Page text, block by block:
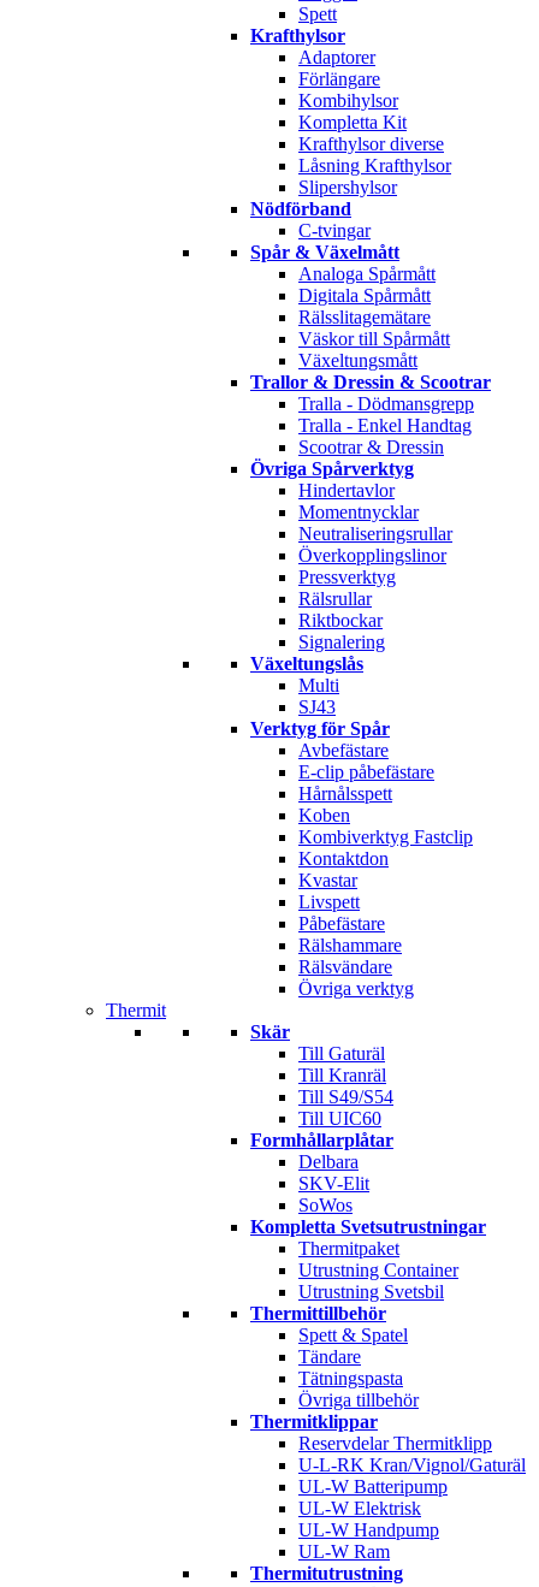
Spett
Krafthylsor
Adaptorer
Förlängare
Kombihylsor
Kompletta Kit
Krafthylsor diverse
Låsning Krafthylsor
Slipershylsor
Nödförband
C-tvingar
Spår & Växelmått
Analoga Spårmått
Digitala Spårmått
Rälsslitagemätare
Väskor till Spårmått
Växeltungsmått
Trallor & Dressin & Scootrar
Tralla - Dödmansgrepp
Tralla - Enkel Handtag
Scootrar & Dressin
Övriga Spårverktyg
Hindertavlor
Momentnycklar
Neutraliseringsrullar
Överkopplingslinor
Pressverktyg
Rälsrullar
Riktbockar
Signalering
Växeltungslås
Multi
SJ43
Verktyg för Spår
Avbefästare
E-clip påbefästare
Hårnålsspett
Koben
Kombiverktyg Fastclip
Kontaktdon
Kvastar
Livspett
Påbefästare
Rälshammare
Rälsvändare
Övriga verktyg
Thermit
Skär
Till Gaturäl
Till Kranräl
Till S49/S54
Till UIC60
Formhållarplåtar
Delbara
SKV-Elit
SoWos
Kompletta Svetsutrustningar
Thermitpaket
Utrustning Container
Utrustning Svetsbil
Thermittillbehör
Spett & Spatel
Tändare
Tätningspasta
Övriga tillbehör
Thermitklippar
Reservdelar Thermitklipp
U-L-RK Kran/Vignol/Gaturäl
UL-W Batteripump
UL-W Elektrisk
UL-W Handpump
UL-W Ram
Thermitutrustning